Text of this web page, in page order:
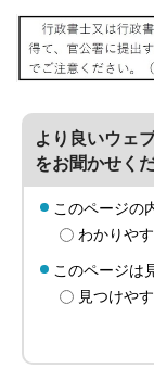
より良いウェ
をお聞かせく
このページの
わかりや
このページは
見つけや